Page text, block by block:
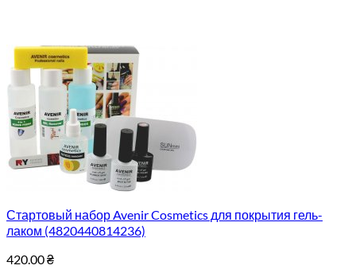
Стартовый набор Avenir Cosmetics для покрытия гель-
лаком (4820440814236)
420.00₴